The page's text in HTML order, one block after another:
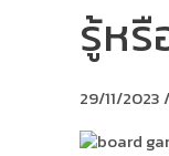
รู้หรื
29/11/2023/
รู้
หรือ
ไม่?
เกม
ประโยชน์